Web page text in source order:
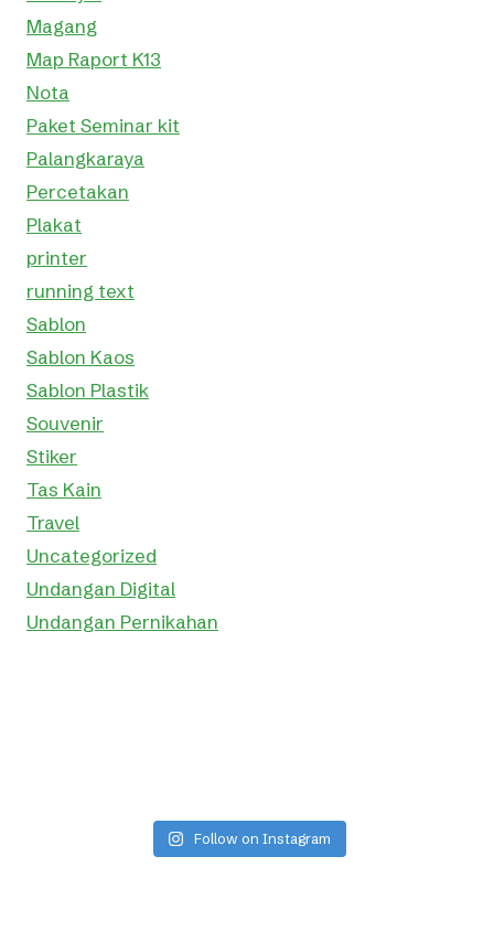
Magang
Map Raport K13
Nota
Paket Seminar kit
Palangkaraya
Percetakan
Plakat
printer
running text
Sablon
Sablon Kaos
Sablon Plastik
Souvenir
Stiker
Tas Kain
Travel
Uncategorized
Undangan Digital
Undangan Pernikahan
Follow on Instagram